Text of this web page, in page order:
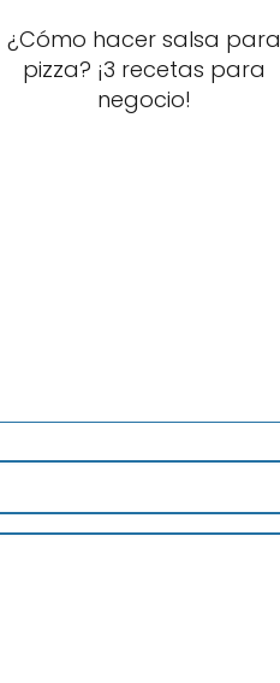
¿Cómo hacer salsa para
pizza? ¡3 recetas para
negocio!